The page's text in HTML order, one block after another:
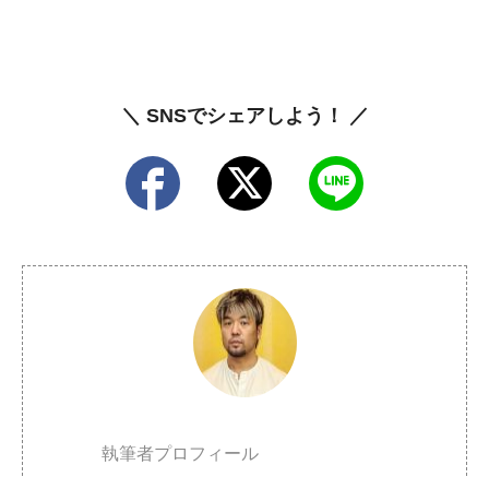
＼ SNSでシェアしよう！ ／
執筆者プロフィール